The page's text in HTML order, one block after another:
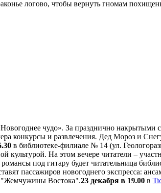
логово, чтобы вернуть гномам
чудо». За празднично накрытыми
конкурсы и развлечения. Дед Мороз и
в библиотеке-филиале № 14 (ул.
культурой. На этом вечере читатели –
под гитару будет читательница
пассажиров новогоднего экспресса:
"Жемчужины Востока".23 декабря в 19.00 в